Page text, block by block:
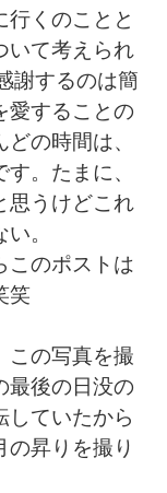
行くのことと
いて考えられ
謝するのは簡
愛することの
の時間は、
。たまに、
思うけどこれ
。
このポストは
笑
この写真を撮
最後の日没の
していたから
昇りを撮り